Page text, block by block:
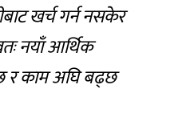
खर्च गर्न नसकेर
नयाँ आर्थिक
र काम अघि बढ्छ